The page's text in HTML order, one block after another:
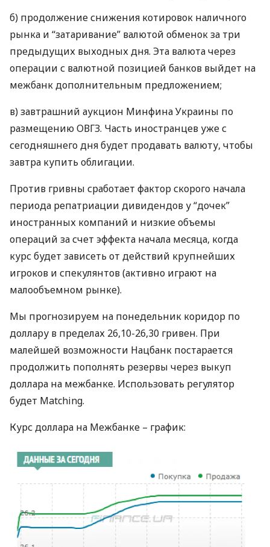
б) продолжение снижения котировок наличного
рынка и “затаривание” валютой обменок за три
предыдущих выходных дня. Эта валюта через
операции с валютной позицией банков выйдет на
межбанк дополнительным предложением;
в) завтрашний аукцион Минфина Украины по
размещениюОВГЗ. Часть иностранцев уже с
сегодняшнего дня будет продавать валюту, чтобы
завтра купить облигации.
Против гривны сработает фактор скорого начала
периода репатриации дивидендов у “дочек”
иностранных компаний и низкие объемы
операций за счет эффекта начала месяца, когда
курс будет зависеть от действий крупнейших
игроков и спекулянтов (активно играют на
малообъемном рынке).
Мы прогнозируем на понедельник коридор по
доллару в пределах 26,10-26,30 гривен. При
малейшей возможности Нацбанк постарается
продолжить пополнять резервы через выкуп
доллара на межбанке. Использовать регулятор
будет Matching.
Курс доллара на Межбанке – график: